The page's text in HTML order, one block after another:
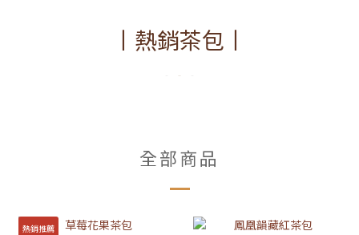
丨熱銷茶包丨
全部商品
熱銷推薦